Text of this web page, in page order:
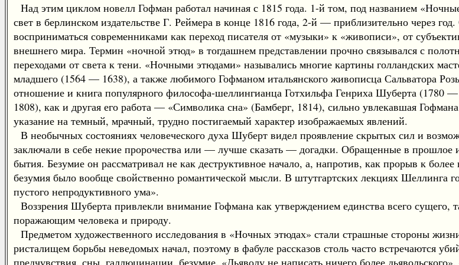
Над этим циклом новелл Гофман работал начиная с 1815 года. 1-й том, под названием
свет в берлинском издательстве Г. Реймера в конце 1816 года, 2-й — приблизительно через
восприниматься современниками как переход писателя от «музыки» к «живописи», от
внешнего мира. Термин «ночной этюд» в тогдашнем представлении прочно связывался с
переходами от света к тени. «Ночными этюдами» назывались многие картины голландских
младшего (1564 — 1638), а также любимого Гофманом итальянского живописца Сальватора
отношение и книга популярного философа-шеллингианца Готхильфа Генриха Шуберта (1780
1808), как и другая его работа — «Символика сна» (Бамберг, 1814), сильно увлекавшая
указание на темный, мрачный, трудно постигаемый характер изображаемых явлений.
В необычных состояниях человеческого духа Шуберт видел проявление скрытых сил и
заключали в себе некие пророчества или — лучше сказать — догадки. Обращенные в прошлое
бытия. Безумие он рассматривал не как деструктивное начало, а, напротив, как прорыв к
безумия было вообще свойственно романтической мысли. В штутгартских лекциях Шеллинга
пустого непродуктивного ума».
Воззрения Шуберта привлекли внимание Гофмана как утверждением единства всего
поражающим человека и природу.
Предметом художественного исследования в «Ночных этюдах» стали страшные стороны
ристалищем борьбы неведомых начал, поэтому в фабуле рассказов столь часто встречаются
предчувствия, сны, галлюцинации, безумие. «Дьяволу не написать ничего более